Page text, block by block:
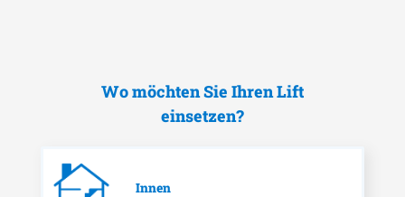
Wo möchten Sie Ihren Lift
einsetzen?
Innen